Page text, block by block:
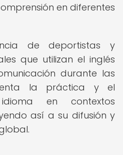
en diferentes
de deportistas y
que utilizan el inglés
durante las
la práctica y el
en contextos
así a su difusión y